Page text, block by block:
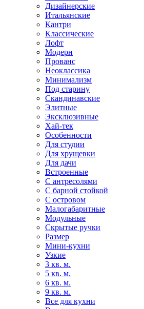
Дизайнерские
Итальянские
Кантри
Классические
Лофт
Модерн
Прованс
Неоклассика
Минимализм
Под старину
Скандинавские
Элитные
Эксклюзивные
Хай-тек
Особенности
Для студии
Для хрущевки
Для дачи
Встроенные
С антресолями
С барной стойкой
С островом
Малогабаритные
Модульные
Скрытые ручки
Размер
Мини-кухни
Узкие
3 кв. м.
5 кв. м.
6 кв. м.
9 кв. м.
Все для кухни